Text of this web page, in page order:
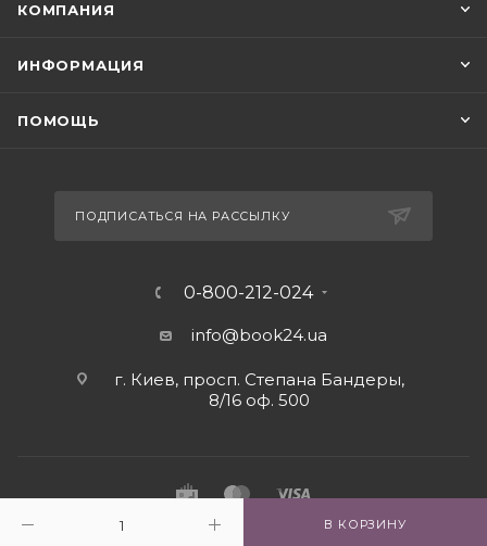
В КОРЗИНУ
КОМПАНИЯ
ИНФОРМАЦИЯ
ПОМОЩЬ
ПОДПИСАТЬСЯ НА РАССЫЛКУ
0-800-212-024
info@book24.ua
г. Киев, просп. Степана Бандеры,
8/16 оф. 500
2026 © Интернет - магазин книг book24.ua